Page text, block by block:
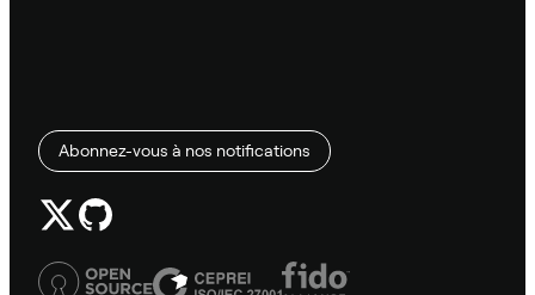
Abonnez-vous à nos notifications